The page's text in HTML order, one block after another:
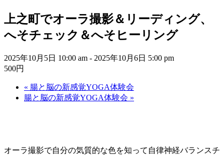
上之町でオーラ撮影＆リーディング、
へそチェック＆へそヒーリング
2025年10月5日 10:00 am - 2025年10月6日 5:00 pm
500円
« 腸と脳の新感覚YOGA体験会
腸と脳の新感覚YOGA体験会 »
オーラ撮影で自分の気質的な色を知って自律神経バランスチ